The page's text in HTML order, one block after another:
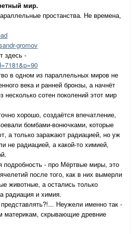
мир.
простанства. Не времена,
gromov
здесь -
в одном из параллельных миров не
века и ранней бронзы, а начнёт
несколько сотен поколений этот мир
хорошо, создаётся впечатление,
бомбами-вонючками, которые
а только заражают радиацией, но уж
не радиацией, а какой-то химией,
подробность - про Мёртвые миры, это
после того, как в них вымерли
животные, а остались только
радиация и химия.
Неужели именно так -
материкам, скрывающие древние